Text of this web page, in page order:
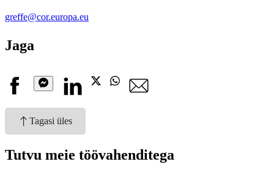
greffe@cor.europa.eu
Jaga
Facebook
Messenger
Linkedin Whatsapp
Tagasi üles
Tutvu meie töövahenditega